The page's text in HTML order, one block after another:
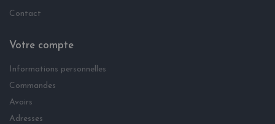
Contact
Votre compte
Informations personnelles
Commandes
Avoirs
Adresses